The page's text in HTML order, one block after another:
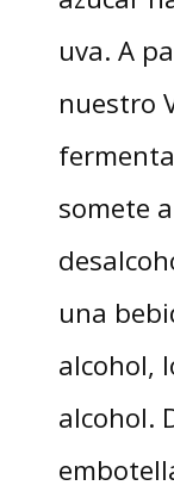
uva. A
nuestro
somete
una
alcohol,
alcohol.